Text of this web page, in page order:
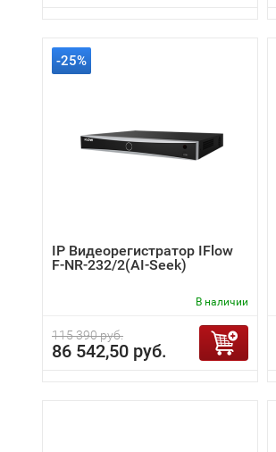
-25%
IP Видеорегистратор IFlow
F-NR-232/2(AI-Seek)
В наличии
115 390 руб.
86 542,50 руб.